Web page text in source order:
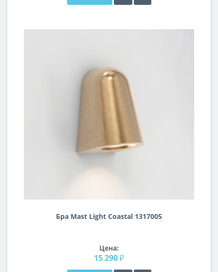
Бра Mast Light Coastal 1317005
Цена:
15 290 ₽